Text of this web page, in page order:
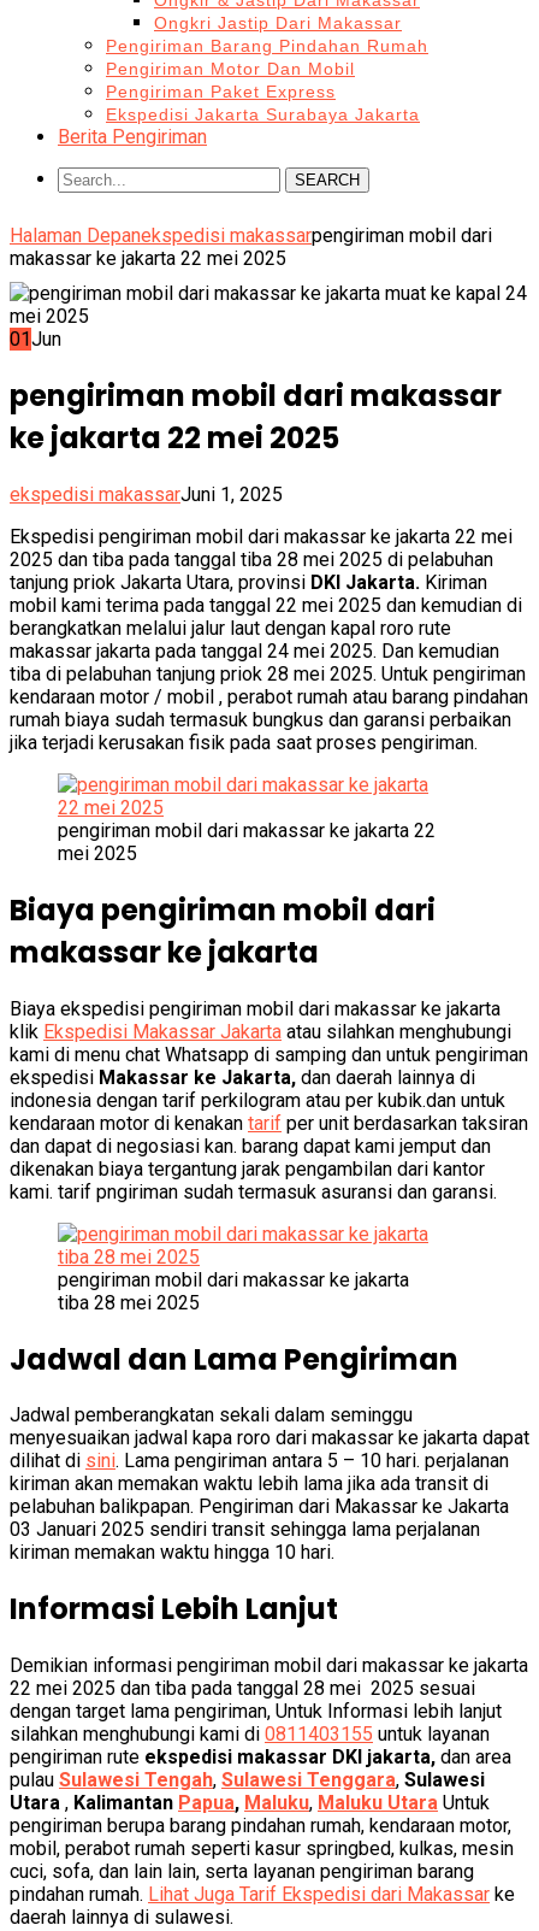
Ongkri Jastip Dari Makassar
Pengiriman Barang Pindahan Rumah
Pengiriman Motor Dan Mobil
Pengiriman Paket Express
Ekspedisi Jakarta Surabaya Jakarta
Berita Pengiriman
SEARCH
Halaman Depanekspedisi makassarpengiriman mobil dari
makassar ke jakarta 22 mei 2025
01Jun
pengiriman mobil dari makassar
ke jakarta 22 mei 2025
ekspedisi makassarJuni 1, 2025
Ekspedisi pengiriman mobil dari makassar ke jakarta 22 mei
2025 dan tiba pada tanggal tiba 28 mei 2025 di pelabuhan
tanjung priok Jakarta Utara, provinsi DKI Jakarta. Kiriman
mobil kami terima pada tanggal 22 mei 2025 dan kemudian di
berangkatkan melalui jalur laut dengan kapal roro rute
makassar jakarta pada tanggal 24 mei 2025. Dan kemudian
tiba di pelabuhan tanjung priok 28 mei 2025. Untuk pengiriman
kendaraan motor / mobil , perabot rumah atau barang pindahan
rumah biaya sudah termasuk bungkus dan garansi perbaikan
jika terjadi kerusakan fisik pada saat proses pengiriman.
pengiriman mobil dari makassar ke jakarta 22
mei 2025
Biaya pengiriman mobil dari
makassar ke jakarta
Biaya ekspedisi pengiriman mobil dari makassar ke jakarta
klik Ekspedisi Makassar Jakarta atau silahkan menghubungi
kami di menu chat Whatsapp di samping dan untuk pengiriman
ekspedisi Makassar ke Jakarta, dan daerah lainnya di
indonesia dengan tarif perkilogram atau per kubik.dan untuk
kendaraan motor di kenakan tarif per unit berdasarkan taksiran
dan dapat di negosiasi kan. barang dapat kami jemput dan
dikenakan biaya tergantung jarak pengambilan dari kantor
kami. tarif pngiriman sudah termasuk asuransi dan garansi.
pengiriman mobil dari makassar ke jakarta
tiba 28 mei 2025
Jadwal dan Lama Pengiriman
Jadwal pemberangkatan sekali dalam seminggu
menyesuaikan jadwal kapa roro dari makassar ke jakarta dapat
dilihat di sini. Lama pengiriman antara 5 – 10 hari. perjalanan
kiriman akan memakan waktu lebih lama jika ada transit di
pelabuhan balikpapan. Pengiriman dari Makassar ke Jakarta
03 Januari 2025 sendiri transit sehingga lama perjalanan
kiriman memakan waktu hingga 10 hari.
Informasi Lebih Lanjut
Demikian informasi pengiriman mobil dari makassar ke jakarta
22 mei 2025 dan tiba pada tanggal 28 mei 2025 sesuai
dengan target lama pengiriman, Untuk Informasi lebih lanjut
silahkan menghubungi kami di 0811403155 untuk layanan
pengiriman rute ekspedisi makassar DKI jakarta, dan area
pulau Sulawesi Tengah, Sulawesi Tenggara, Sulawesi
Utara , Kalimantan Papua, Maluku, Maluku Utara Untuk
pengiriman berupa barang pindahan rumah, kendaraan motor,
mobil, perabot rumah seperti kasur springbed, kulkas, mesin
cuci, sofa, dan lain lain, serta layanan pengiriman barang
pindahan rumah. Lihat Juga Tarif Ekspedisi dari Makassar ke
daerah lainnya di sulawesi.